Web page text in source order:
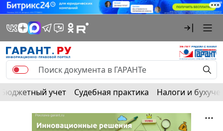
Бюджетный учет Судебная практика Налоги и